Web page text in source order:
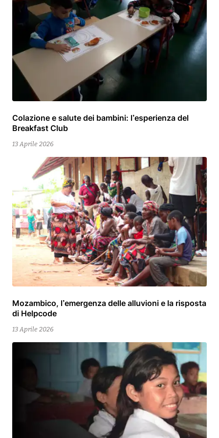
Colazione e salute dei bambini: l’esperienza del
Breakfast Club
13 Aprile 2026
13
Aprile
2026
Mozambico, l’emergenza delle alluvioni e la risposta
di Helpcode
13 Aprile 2026
15
Aprile
2026